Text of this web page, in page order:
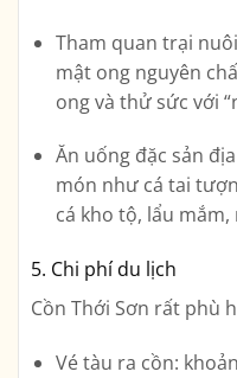
Tham quan trại
mật ong nguyên
ong và thử sức với
Ăn uống đặc sản
món như cá tai
cá kho tộ, lẩu
5. Chi phí du lịch
Cồn Thới Sơn rất phù
Vé tàu ra cồn: